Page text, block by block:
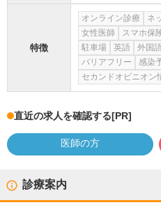
特徴
オンライン診療 ネ
女性医師
スマホ保
駐車場
英語 外国語
バリアフリー
感染
セカンドオピニオン
直近の求人を確認する[PR]
医師の方
診療案内